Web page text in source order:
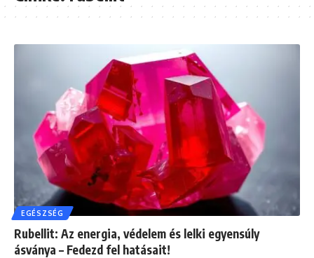
EGÉSZSÉG
Rubellit: Az energia, védelem és lelki egyensúly
ásványa – Fedezd fel hatásait!